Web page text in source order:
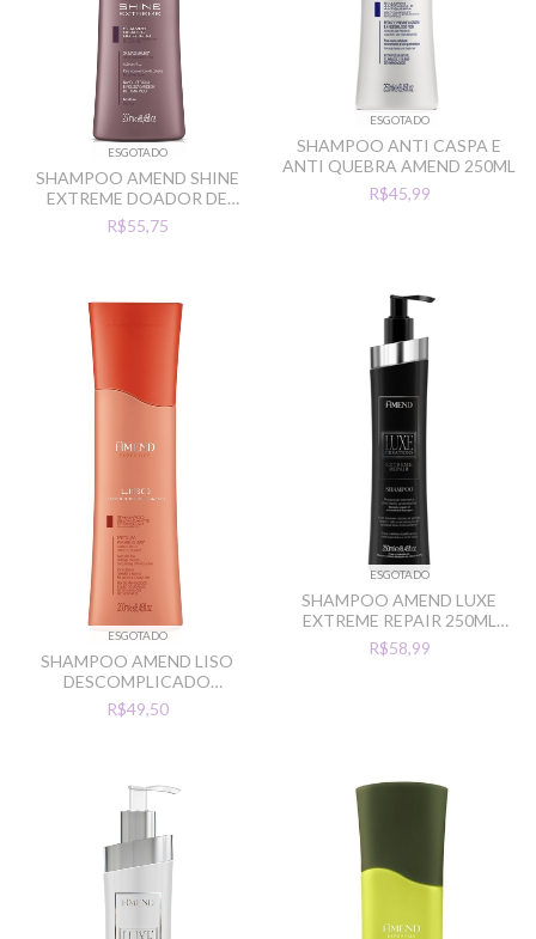
ESGOTADO
SHAMPOO AMEND SHINE
EXTREME DOADOR DE
BRILHO 250ML
R$55,75
ESGOTADO
SHAMPOO ANTI CASPA E
ANTI QUEBRA AMEND 250ML
R$45,99
ESGOTADO
SHAMPOO AMEND LISO
DESCOMPLICADO
SUAVIZANTE ANTI FRIZZ
250ML
R$49,50
ESGOTADO
SHAMPOO AMEND LUXE
EXTREME REPAIR 250ML
REPARACAO INTENSA
R$58,99